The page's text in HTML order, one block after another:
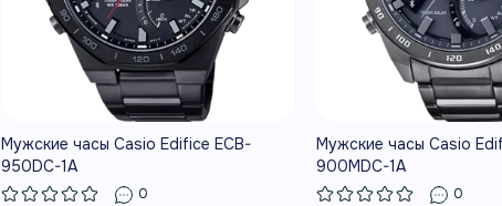
Мужские часы Casio Edifice ECB-
950DC-1A
0
Мужские часы Casio
900MDC-1A
0